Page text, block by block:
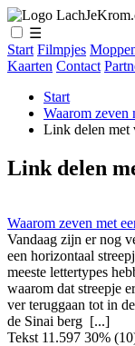
☰
Start Filmpjes
Kaarten Contact
Start
Waarom zeven
Link delen met
Link delen
Waarom zeven met
Vandaag zijn er nog
een horizontaal
meeste lettertypes
waarom dat streepje
ver teruggaan tot in
de Sinai berg [...]
Tekst 11.597 30%